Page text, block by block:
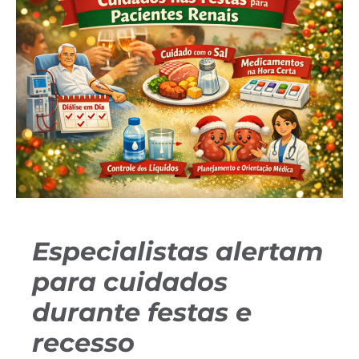
Especialistas alertam
para cuidados
durante festas e
recesso